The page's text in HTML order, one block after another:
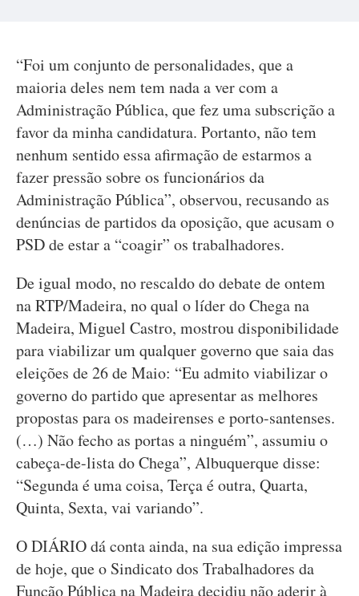
“Foi um conjunto de personalidades, que a
maioria deles nem tem nada a ver com a
Administração Pública, que fez uma subscrição a
favor da minha candidatura. Portanto, não tem
nenhum sentido essa afirmação de estarmos a
fazer pressão sobre os funcionários da
Administração Pública”, observou, recusando as
denúncias de partidos da oposição, que acusam o
PSD de estar a “coagir” os trabalhadores.
De igual modo, no rescaldo do debate de ontem
na RTP/Madeira, no qual o líder do Chega na
Madeira, Miguel Castro, mostrou disponibilidade
para viabilizar um qualquer governo que saia das
eleições de 26 de Maio: “Eu admito viabilizar o
governo do partido que apresentar as melhores
propostas para os madeirenses e porto-santenses.
(…) Não fecho as portas a ninguém”, assumiu o
cabeça-de-lista do Chega”, Albuquerque disse:
“Segunda é uma coisa, Terça é outra, Quarta,
Quinta, Sexta, vai variando”.
O DIÁRIO dá conta ainda, na sua edição impressa
de hoje, que o Sindicato dos Trabalhadores da
Função Pública na Madeira decidiu não aderir à